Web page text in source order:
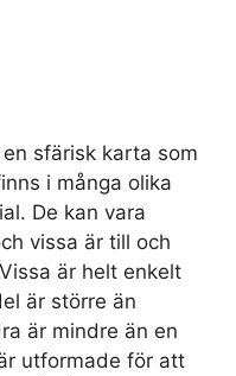
sfärisk karta som
i många olika
De kan vara
vissa är till och
är helt enkelt
är större än
är mindre än en
utformade för att